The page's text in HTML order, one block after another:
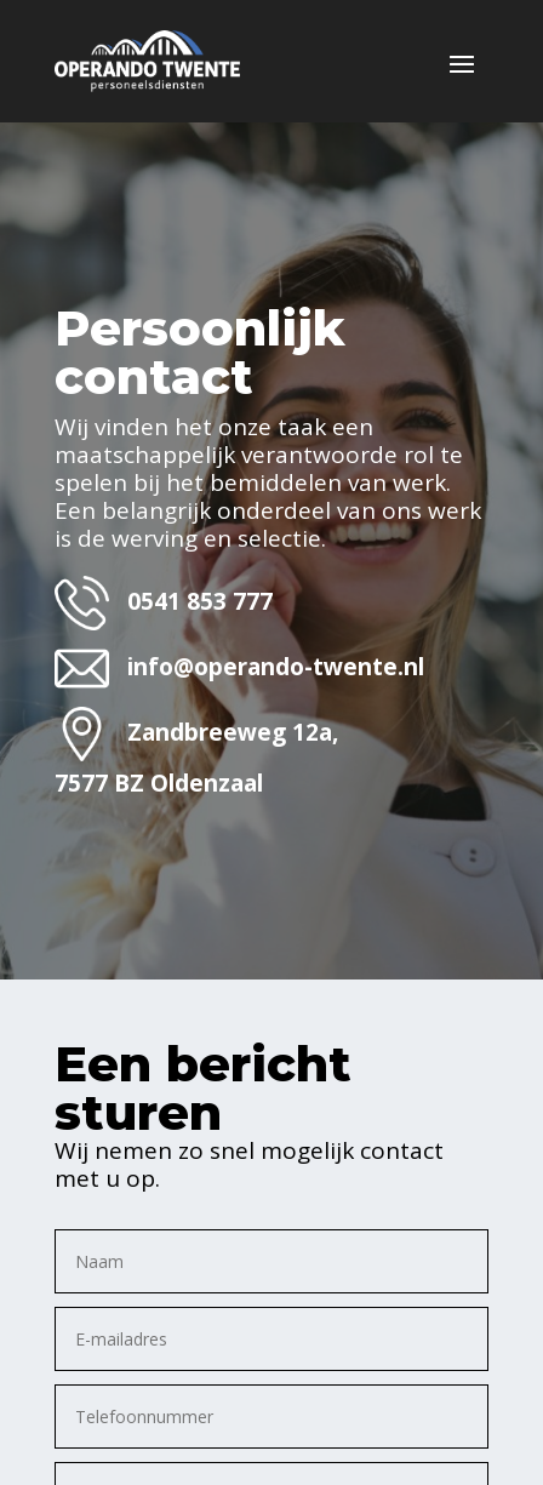
Persoonlijk
contact
Wij vinden het onze taak een
maatschappelijk verantwoorde rol te
spelen bij het bemiddelen van werk.
Een belangrijk onderdeel van ons werk
is de werving en selectie.
0541 853 777
info@operando-twente.nl
Zandbreeweg 12a,
7577 BZ Oldenzaal
Een bericht
sturen
Wij nemen zo snel mogelijk contact
met u op.